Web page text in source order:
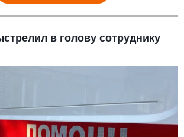
в голову сотруднику